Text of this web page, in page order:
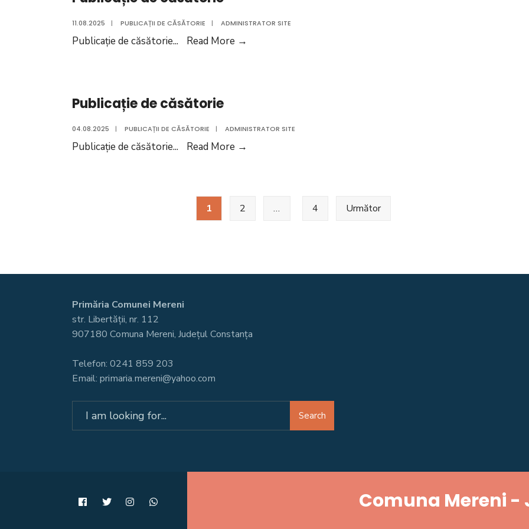
08.09.2025
COSOR
IONUȚ-
LIVIU
și
11.08.2025 | PUBLICAȚII DE CĂSĂTORIE | ADMINISTRATOR SITE
Publicație de căsătorie... Read More →
Publicație de căsătorie
04.08.2025 | PUBLICAȚII DE CĂSĂTORIE | ADMINISTRATOR SITE
Publicație de căsătorie... Read More →
1 2 … 4 Următor
Primăria Comunei Mereni
str. Libertății, nr. 112
907180 Comuna Mereni, Județul Constanța
Telefon: 0241 859 203
Email: primaria.mereni@yahoo.com
Search
Comuna Mereni